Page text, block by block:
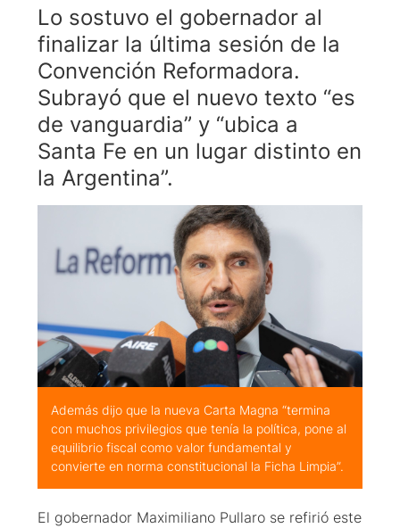
Lo sostuvo el gobernador al
finalizar la última sesión de la
Convención Reformadora.
Subrayó que el nuevo texto “es
de vanguardia” y “ubica a
Santa Fe en un lugar distinto en
la Argentina”.
Además dijo que la nueva Carta Magna “termina
con muchos privilegios que tenía la política, pone al
equilibrio fiscal como valor fundamental y
convierte en norma constitucional la Ficha Limpia”.
El gobernador Maximiliano Pullaro se refirió este